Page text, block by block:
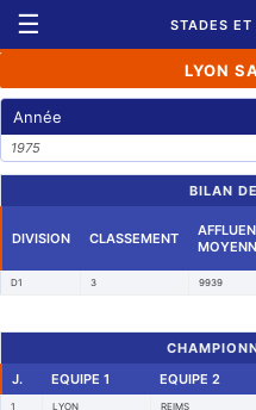
☰ STADES ET
LYON
Année
1975
BILAN
DIVISION CLASSEMENT
D1 3 9939
J.
EQUIPE 1 EQUIPE 2
1 LYON REIMS